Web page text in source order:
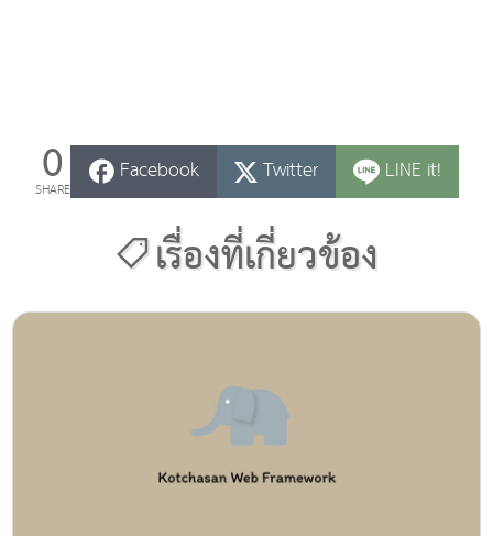
0
SHARE
Facebook Twitter LINE it!
เรื่องที่เกี่ยวข้อง